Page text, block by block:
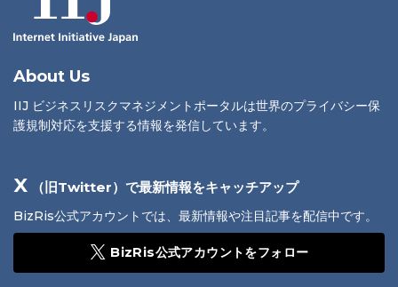
About Us
IIJ ビジネスリスクマネジメントポータルは世界のプライバシー保
護規制対応を支援する情報を発信しています。
X （旧Twitter）で最新情報をキャッチアップ
BizRis公式アカウントでは、最新情報や注目記事を配信中です。
BizRis公式アカウントをフォロー